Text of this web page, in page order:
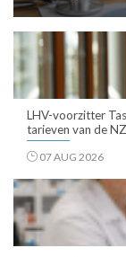
LHV-voorzitter
tarieven van de
07 AUG 2026